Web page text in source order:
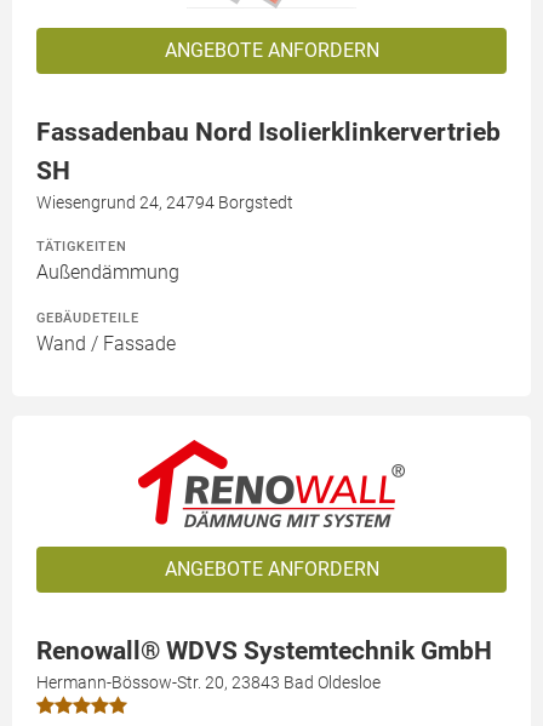
ANGEBOTE ANFORDERN
Fassadenbau Nord Isolierklinkervertrieb
SH
Wiesengrund 24, 24794 Borgstedt
TÄTIGKEITEN
Außendämmung
GEBÄUDETEILE
Wand / Fassade
ANGEBOTE ANFORDERN
Renowall® WDVS Systemtechnik GmbH
Hermann-Bössow-Str. 20, 23843 Bad Oldesloe